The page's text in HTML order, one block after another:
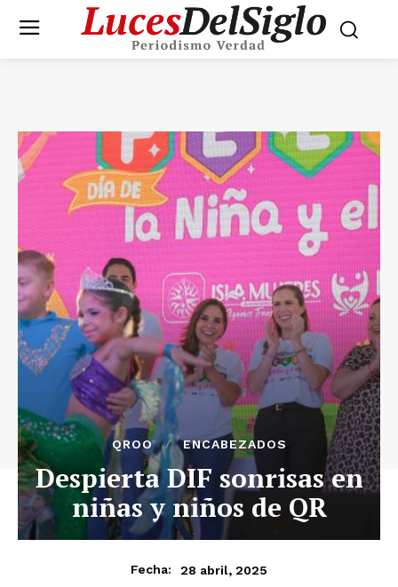
QROO ENCABEZADOS
Despierta DIF sonrisas en
niñas y niños de QR
Fecha: 28 abril, 2025